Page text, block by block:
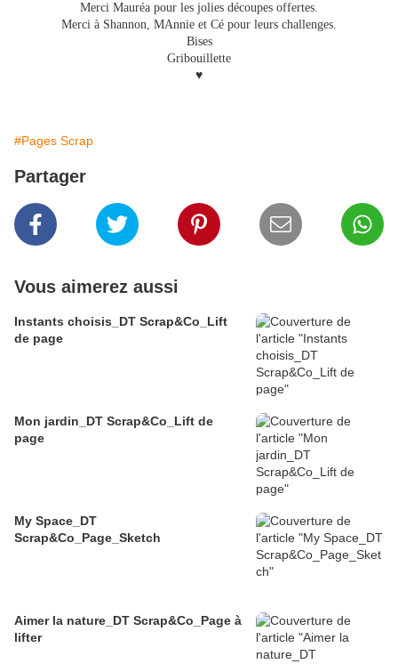
Merci Mauréa pour les jolies découpes offertes.
Merci à Shannon, MAnnie et Cé pour leurs challenges.
Bises
Gribouillette
♥
#Pages Scrap
Partager
Vous aimerez aussi
Instants choisis_DT Scrap&Co_Lift
de page
Mon jardin_DT Scrap&Co_Lift de
page
My Space_DT
Scrap&Co_Page_Sketch
Aimer la nature_DT Scrap&Co_Page à
lifter